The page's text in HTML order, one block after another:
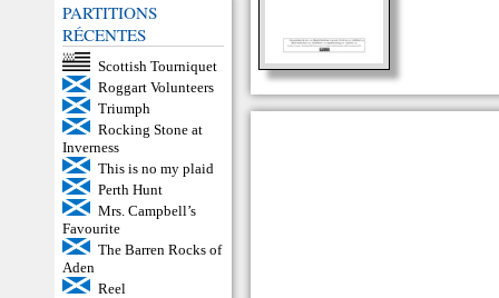
PARTITIONS
RÉCENTES
Scottish Tourniquet
Roggart Volunteers
Triumph
Rocking Stone at
Inverness
This is no my plaid
Perth Hunt
Mrs. Campbell’s
Favourite
The Barren Rocks of
Aden
Reel